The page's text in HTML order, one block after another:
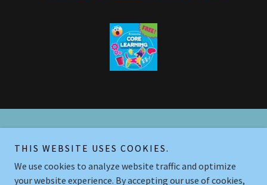
Powered by
THIS WEBSITE USES COOKIES.
We use cookies to analyze website traffic and optimize
your website experience. By accepting our use of cookies,